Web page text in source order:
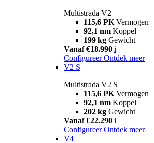
Multistrada V2
115,6 PK Vermogen
92,1 nm Koppel
199 kg Gewicht
Vanaf €18.990 i
Configureer Ontdek meer
V2 S
Multistrada V2 S
115,6 PK Vermogen
92,1 nm Koppel
202 kg Gewicht
Vanaf €22.290 i
Configureer Ontdek meer
V4